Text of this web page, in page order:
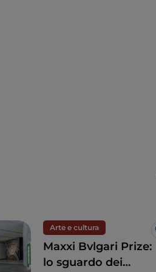
Arte e cultura
Maxxi Bvlgari Prize:
lo sguardo dei